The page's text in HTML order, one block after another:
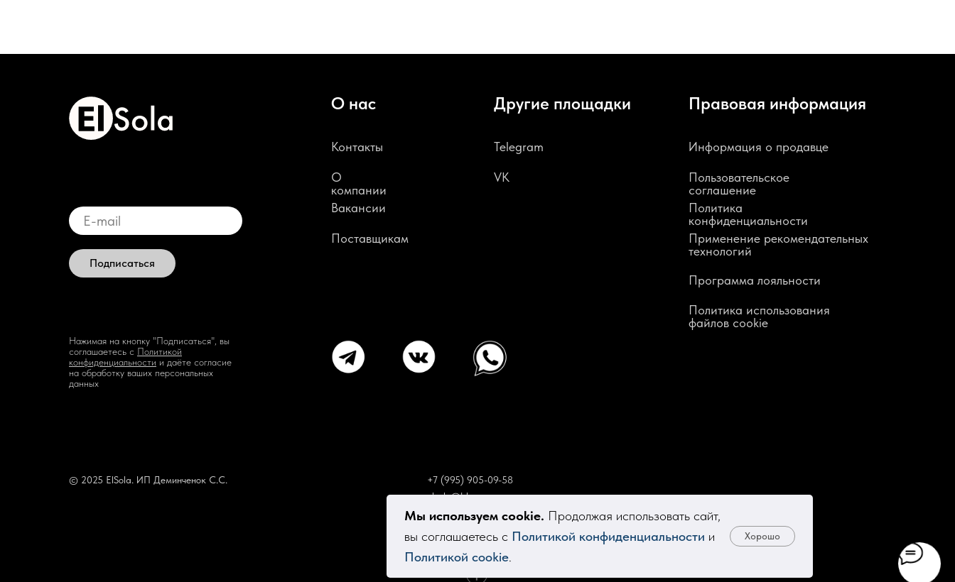
Мы используем cookie. Продолжая использовать сайт,
вы соглашаетесь с Политикой конфиденциальности и
Политикой cookie.
Хорошо
Подписаться
Нажимая на кнопку "Подписаться", вы
соглашаетесь с Политикой
конфиденциальности и даёте согласие
на обработку ваших персональных
данных
Пользовательское
соглашение
Политика
конфиденциальности
Программа лояльности
Политика использования
файлов cookie
elsola@bk.ru
Применение рекомендательных
технологий
Информация о продавце
Контакты
© 2025 ElSola. ИП Деминченок С.С.
Поставщикам
Вакансии
О
компании
Telegram
VK
Правовая информация
О нас Другие площадки
+7 (995) 905-09-58